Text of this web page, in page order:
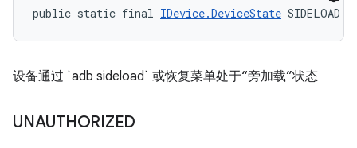
public static final IDevice.DeviceState SIDELOAD
设备通过 `adb sideload` 或恢复菜单处于“旁加载”状态
UNAUTHORIZED